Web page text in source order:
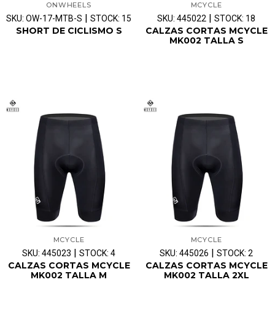
ONWHEELS
SKU: OW-17-MTB-S | STOCK: 15
SHORT DE CICLISMO S
MCYCLE
SKU: 445022 | STOCK: 18
CALZAS CORTAS MCYCLE
MK002 TALLA S
MCYCLE
SKU: 445023 | STOCK: 4
CALZAS CORTAS MCYCLE
MK002 TALLA M
MCYCLE
SKU: 445026 | STOCK: 2
CALZAS CORTAS MCYCLE
MK002 TALLA 2XL